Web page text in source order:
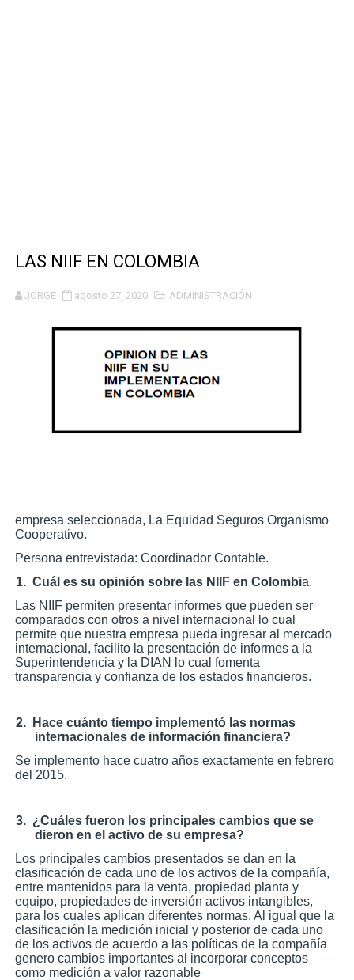
LAS NIIF EN COLOMBIA
JORGE agosto 27, 2020 ADMINISTRACIÓN
empresa seleccionada, La Equidad Seguros Organismo
Cooperativo.
Persona entrevistada: Coordinador Contable.
1. Cuál es su opinión sobre las NIIF en Colombia.
Las NIIF permiten presentar informes que pueden ser
comparados con otros a nivel internacional lo cual
permite que nuestra empresa pueda ingresar al mercado
internacional, facilito la presentación de informes a la
Superintendencia y la DIAN lo cual fomenta
transparencia y confianza de los estados financieros.
2.
Hace cuánto tiempo implementó las normas
internacionales de información financiera?
Se implemento hace cuatro años exactamente en febrero
del 2015.
3. ¿Cuáles fueron los principales cambios que se
dieron en el activo de su empresa?
Los principales cambios presentados se dan en la
clasificación de cada uno de los activos de la compañía,
entre mantenidos para la venta, propiedad planta y
equipo, propiedades de inversión activos intangibles,
para los cuales aplican diferentes normas. Al igual que la
clasificación la medición inicial y posterior de cada uno
de los activos de acuerdo a las políticas de la compañía
genero cambios importantes al incorporar conceptos
como medición a valor razonable